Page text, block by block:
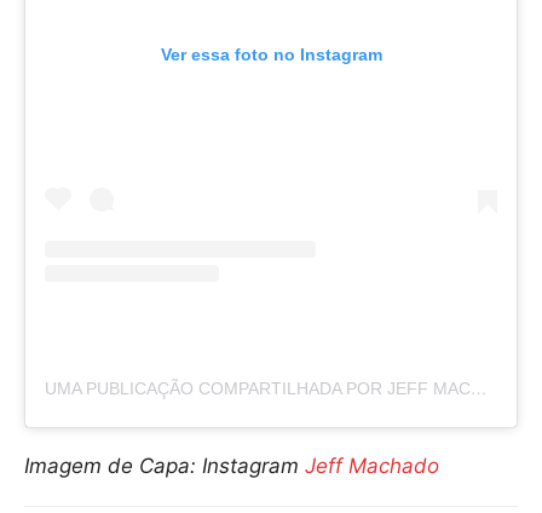
Ver essa foto no Instagram
UMA PUBLICAÇÃO COMPARTILHADA POR JEFF MACHADO (@JEFFMACHADOCOSTA)
Imagem de Capa: Instagram Jeff Machado